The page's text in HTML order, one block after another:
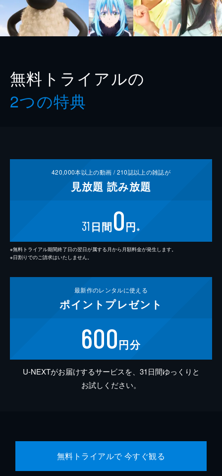
無料トライアルの
2つの特典
420,000本以上の動画 /210誌以上の雑誌が
見放題 読み放題
31 日間0円 ※
※無料トライアル期間終了日の翌日が属する月から月額料金が発生します。
※日割りでのご請求はいたしません。
最新作のレンタルに使える
ポイント プレゼント
600円分
U-NEXTがお届けするサービスを、31日間ゆっくりと
お試しください。
無料トライアルで 今すぐ観る